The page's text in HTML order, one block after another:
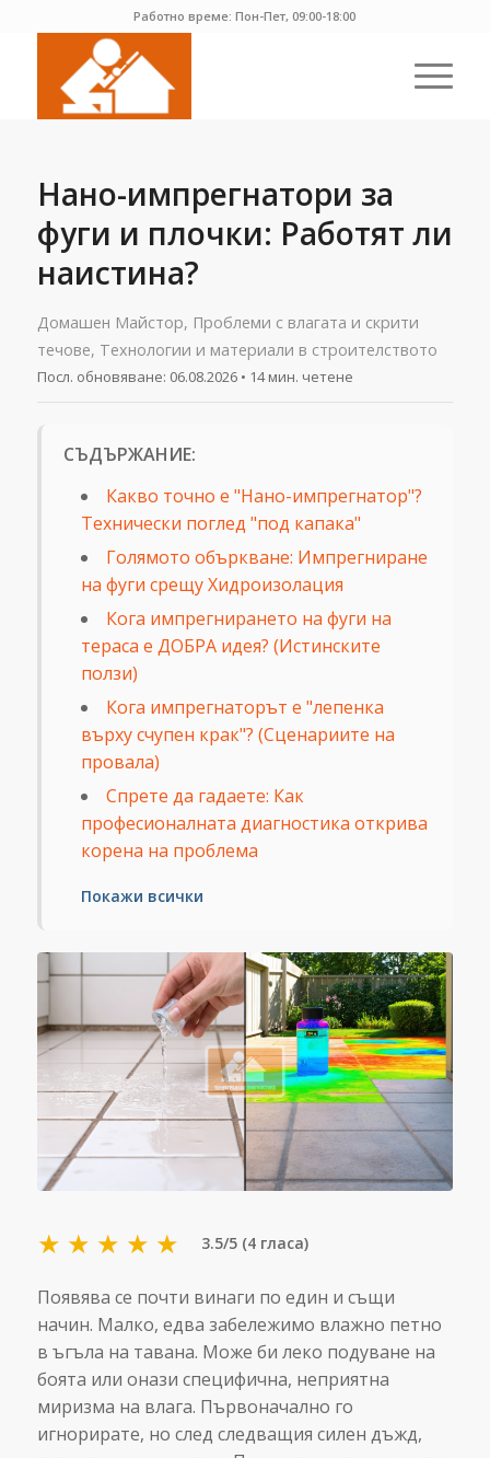
Работно време: Пон-Пет, 09:00-18:00
Нано-импрегнатори за
фуги и плочки: Работят ли
наистина?
Домашен Майстор, Проблеми с влагата и скрити
течове, Технологии и материали в строителството
Посл. обновяване: 06.08.2026• 14 мин. четене
СЪДЪРЖАНИЕ:
Какво точно е "Нано-импрегнатор"?
Технически поглед "под капака"
Голямото объркване: Импрегниране
на фуги срещу Хидроизолация
Кога импрегнирането на фуги на
тераса е ДОБРА идея? (Истинските
ползи)
Кога импрегнаторът е "лепенка
върху счупен крак"? (Сценариите на
провала)
Спрете да гадаете: Как
професионалната диагностика открива
корена на проблема
Покажи всички
★
★
★
★
★ 3.5/5 (4 гласа)
Появява се почти винаги по един и същи
начин. Малко, едва забележимо влажно петно
в ъгъла на тавана. Може би леко подуване на
боята или онази специфична, неприятна
миризма на влага. Първоначално го
игнорирате, но след следващия силен дъжд,